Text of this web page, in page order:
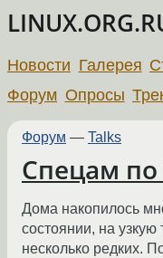
Новости Галерея
Форум Опросы
Форум — Talks
Спецам по
Дома накопилось
состоянии, на узкую
несколько редких.